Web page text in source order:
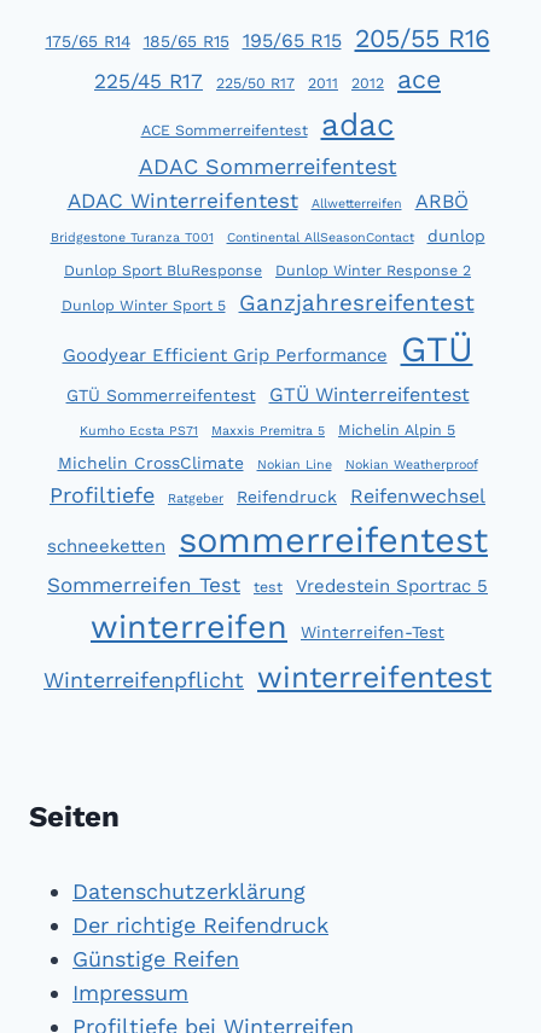
175/65 R14 185/65 R15 195/65 R15 205/55 R16
225/45 R17 225/50 R17 2011 2012 ace
ACE Sommerreifentest adac
ADAC Sommerreifentest
ADAC Winterreifentest Allwetterreifen ARBÖ
Bridgestone Turanza T001 Continental AllSeasonContact dunlop
Dunlop Sport BluResponse
Dunlop Winter Response 2
Dunlop Winter Sport 5
Ganzjahresreifentest
Goodyear Efficient Grip Performance GTÜ
GTÜ Sommerreifentest GTÜ Winterreifentest
Kumho Ecsta PS71 Maxxis Premitra 5 Michelin Alpin 5
Michelin CrossClimate Nokian Line Nokian Weatherproof
Profiltiefe Ratgeber Reifendruck Reifenwechsel
schneeketten sommerreifentest
Sommerreifen Test test Vredestein Sportrac 5
winterreifen Winterreifen-Test
Winterreifenpflicht winterreifentest
Seiten
Datenschutzerklärung
Der richtige Reifendruck
Günstige Reifen
Impressum
Profiltiefe bei Winterreifen